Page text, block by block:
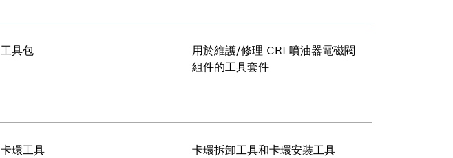
工具包
用於維護/修理 CRI 噴油器電磁閥
組件的工具套件
卡環工具 卡環拆卸工具和卡環安裝工具